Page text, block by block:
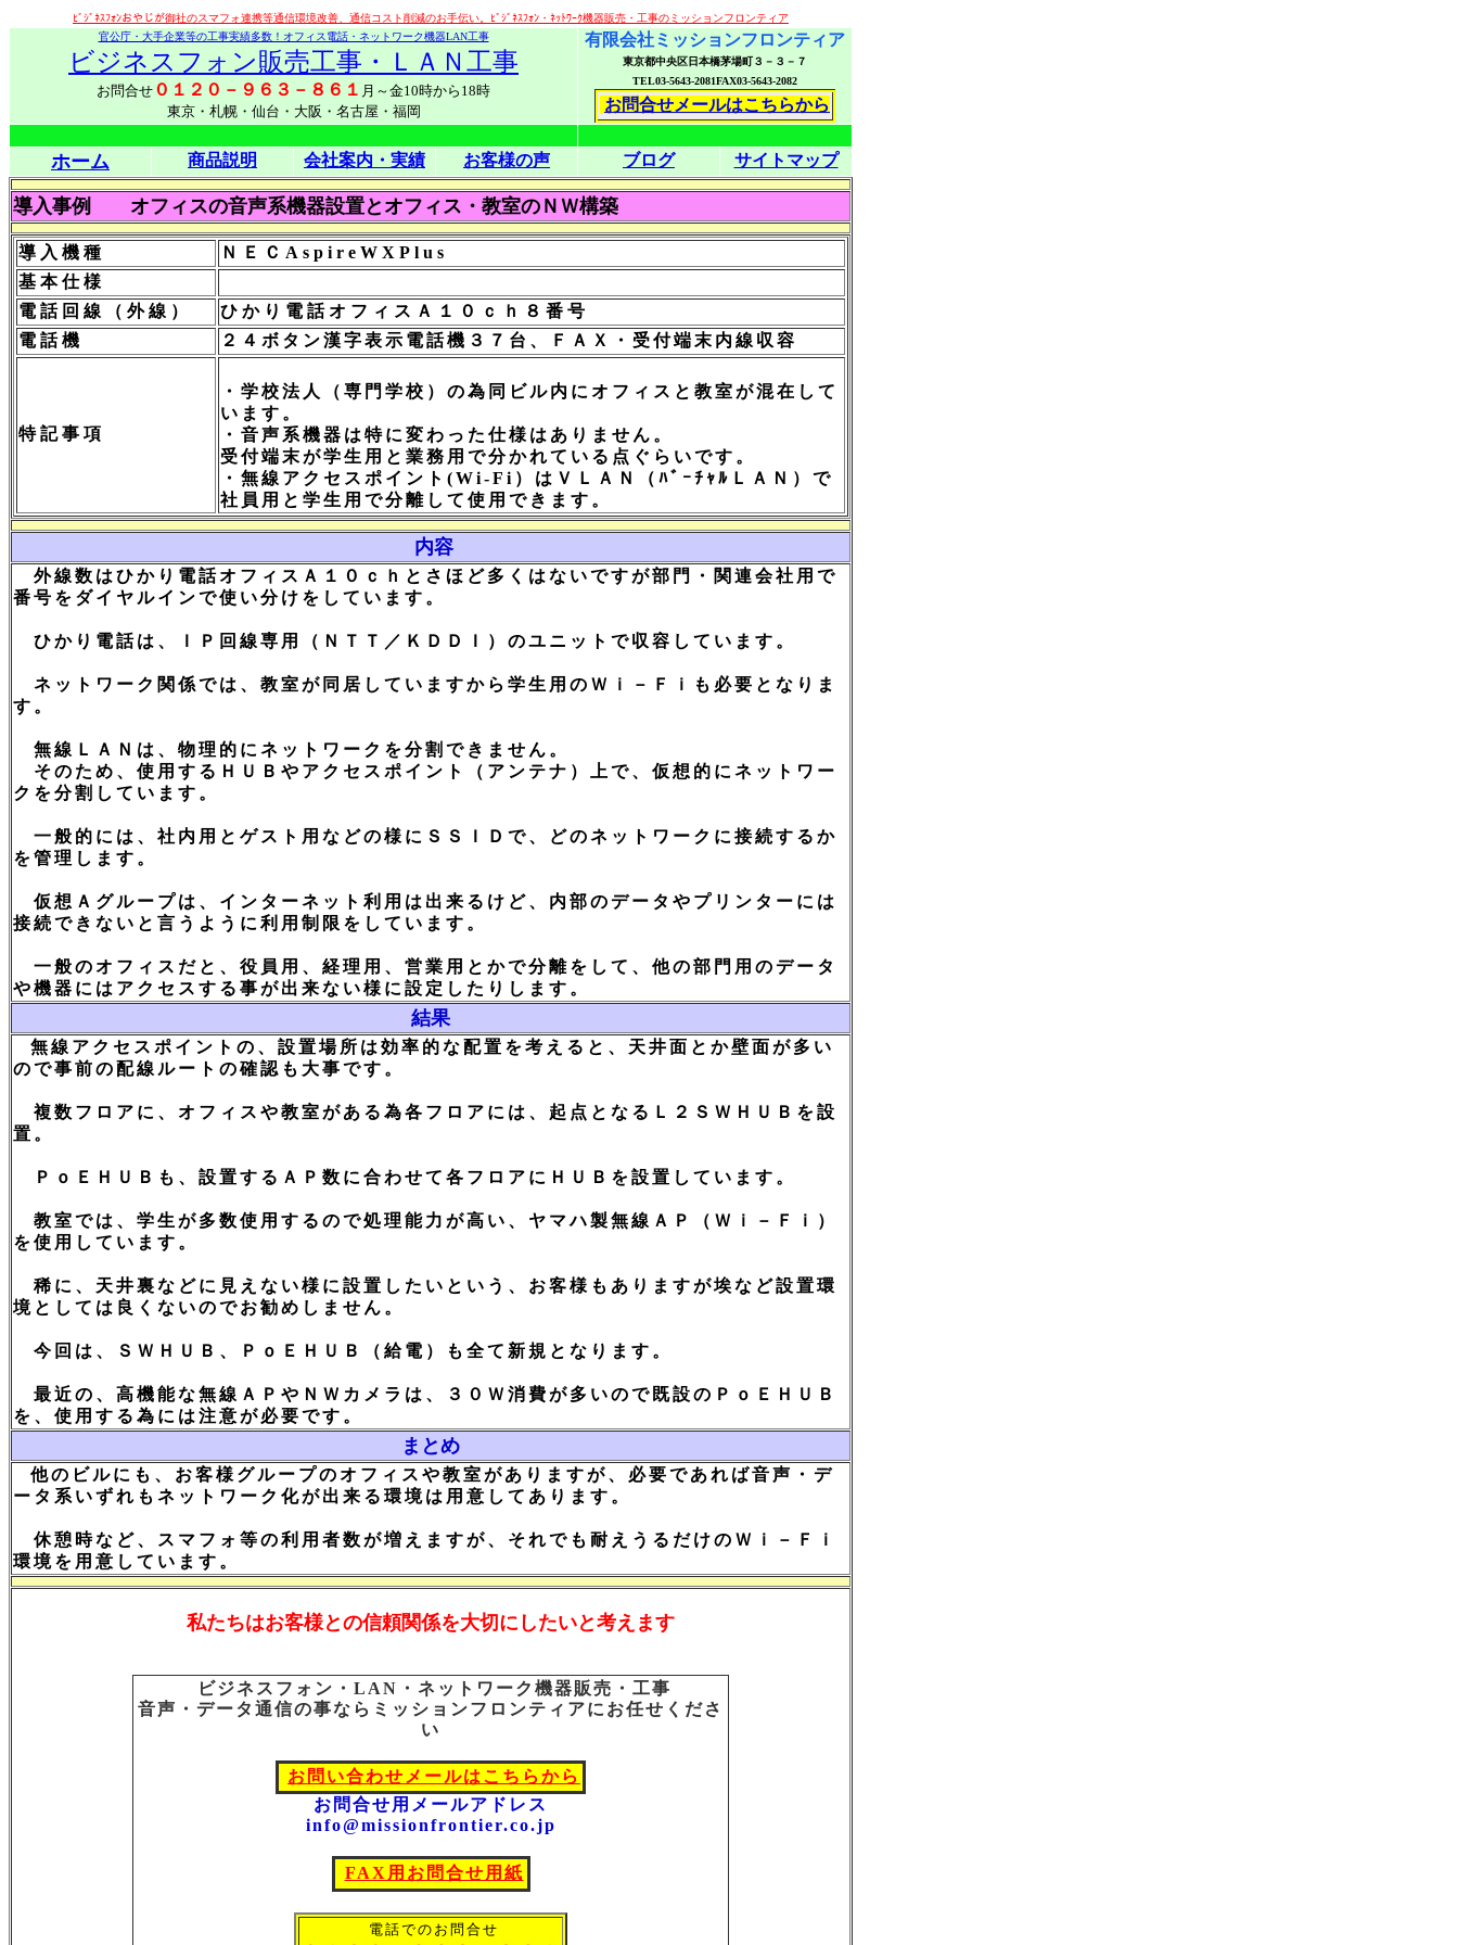
ﾋﾞｼﾞﾈｽﾌｫﾝおやじが御社のスマフォ連携等通信環境改善、通信コスト削減のお手伝い。ﾋﾞｼﾞﾈｽﾌｫﾝ・ﾈｯﾄﾜｰｸ機器販売・工事のミッションフロンティア
官公庁・大手企業等の工事実績多数！オフィス電話・ネットワーク機器LAN工事
ビジネスフォン販売工事・ＬＡＮ工事
お問合せ ０１２０－９６３－８６１ 月～金10時から18時
東京・札幌・仙台・大阪・名古屋・福岡
有限会社ミッションフロンティア
東京都中央区日本橋茅場町３－３－７
TEL03-5643-2081FAX03-5643-2082
お問合せメールはこちらから
ホーム 商品説明 会社案内・実績 お客様の声 ブログ サイトマップ
導入事例 オフィスの音声系機器設置とオフィス・教室のＮＷ構築
導入機種
ＮＥＣAspireWXPlus
基本仕様
電話回線（外線）
ひかり電話オフィスＡ１０ｃｈ８番号
電話機
２４ボタン漢字表示電話機３７台、ＦＡＸ・受付端末内線収容
特記事項
・学校法人（専門学校）の為同ビル内にオフィスと教室が混在して
います。
・音声系機器は特に変わった仕様はありません。
受付端末が学生用と業務用で分かれている点ぐらいです。
・無線アクセスポイント(Wi-Fi）はＶＬＡＮ（ﾊﾞｰﾁｬﾙＬＡＮ）で
社員用と学生用で分離して使用できます。
内容
外線数はひかり電話オフィスＡ１０ｃｈとさほど多くはないですが部門・関連会社用で
番号をダイヤルインで使い分けをしています。
ひかり電話は、ＩＰ回線専用（ＮＴＴ／ＫＤＤＩ）のユニットで収容しています。
ネットワーク関係では、教室が同居していますから学生用のＷｉ－Ｆｉも必要となりま
す。
無線ＬＡＮは、物理的にネットワークを分割できません。
そのため、使用するＨＵＢやアクセスポイント（アンテナ）上で、仮想的にネットワー
クを分割しています。
一般的には、社内用とゲスト用などの様にＳＳＩＤで、どのネットワークに接続するか
を管理します。
仮想Ａグループは、インターネット利用は出来るけど、内部のデータやプリンターには
接続できないと言うように利用制限をしています。
一般のオフィスだと、役員用、経理用、営業用とかで分離をして、他の部門用のデータ
や機器にはアクセスする事が出来ない様に設定したりします。
結果
無線アクセスポイントの、設置場所は効率的な配置を考えると、天井面とか壁面が多い
ので事前の配線ルートの確認も大事です。
複数フロアに、オフィスや教室がある為各フロアには、起点となるＬ２ＳＷＨＵＢを設
置。
ＰｏＥＨＵＢも、設置するＡＰ数に合わせて各フロアにＨＵＢを設置しています。
教室では、学生が多数使用するので処理能力が高い、ヤマハ製無線ＡＰ（Ｗｉ－Ｆｉ）
を使用しています。
稀に、天井裏などに見えない様に設置したいという、お客様もありますが埃など設置環
境としては良くないのでお勧めしません。
今回は、ＳＷＨＵＢ、ＰｏＥＨＵＢ（給電）も全て新規となります。
最近の、高機能な無線ＡＰやＮＷカメラは、３０Ｗ消費が多いので既設のＰｏＥＨＵＢ
を、使用する為には注意が必要です。
まとめ
他のビルにも、お客様グループのオフィスや教室がありますが、必要であれば音声・デ
ータ系いずれもネットワーク化が出来る環境は用意してあります。
休憩時など、スマフォ等の利用者数が増えますが、それでも耐えうるだけのＷｉ－Ｆｉ
環境を用意しています。
私たちはお客様との信頼関係を大切にしたいと考えます
ビジネスフォン・LAN・ネットワーク機器販売・工事
音声・データ通信の事ならミッションフロンティアにお任せくださ
い
お問い合わせメールはこちらから
お問合せ用メールアドレス
info@missionfrontier.co.jp
FAX用お問合せ用紙
電話でのお問合せ